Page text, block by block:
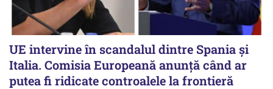
UE intervine în scandalul dintre Spania și
Italia. Comisia Europeană anunță când ar
putea fi ridicate controalele la frontieră